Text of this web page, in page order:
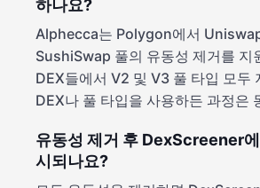
하나요?
Alphecca는 Polygon에서
SushiSwap 풀의 유동성 제거를 지
DEX들에서 V2 및 V3 풀 타입 모두
DEX나 풀 타입을 사용하든 과정은
유동성 제거 후 DexScreener
시되나요?